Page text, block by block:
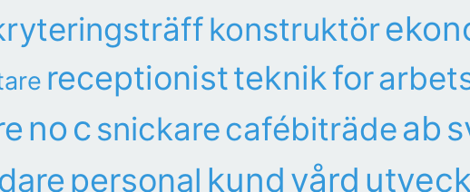
konstruktör
receptionistteknikfor
nocsnickarecafébiträdeab
personal kund vård